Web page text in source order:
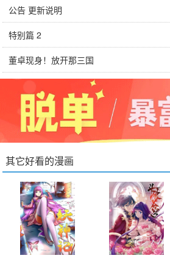
公告 更新说明
特别篇 2
董卓现身！放开那三国
其它好看的漫画